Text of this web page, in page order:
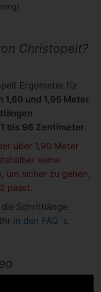
Christopeit?
Ergometer für
1,60 und 1,95 Meter
bis 96 Zentimeter.
über 1,90 Meter
seine
um sicher zu gehen,
passt.
Schrittlänge
in den FAQ´s.